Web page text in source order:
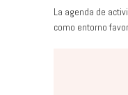
La agenda de
como entorno